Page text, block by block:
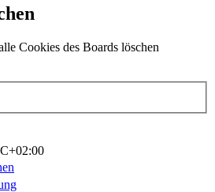
Cookies des Boards löschen